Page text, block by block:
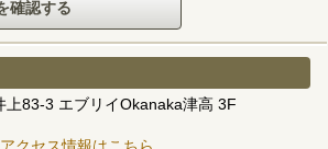
上83-3 エブリイOkanaka津高 3F